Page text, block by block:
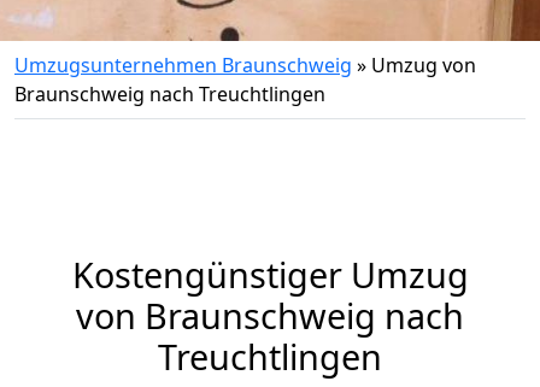
Umzugsunternehmen Braunschweig » Umzug von
Braunschweig nach Treuchtlingen
Kostengünstiger Umzug
von Braunschweig nach
Treuchtlingen